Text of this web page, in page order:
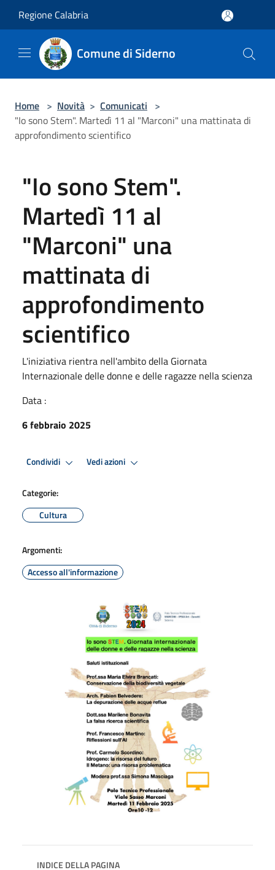
Regione Calabria
Comune di Siderno
Home > Novità > Comunicati >
"Io sono Stem". Martedì 11 al "Marconi" una mattinata di
approfondimento scientifico
"Io sono Stem".
Martedì 11 al
"Marconi" una
mattinata di
approfondimento
scientifico
L'iniziativa rientra nell'ambito della Giornata
Internazionale delle donne e delle ragazze nella scienza
Data :
6 febbraio 2025
Condividi Vedi azioni
Categorie:
Cultura
Argomenti:
Accesso all'informazione
INDICE DELLA PAGINA